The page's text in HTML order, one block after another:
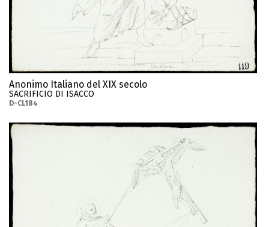
Anonimo Italiano del XIX secolo
SACRIFICIO DI ISACCO
D-CL184